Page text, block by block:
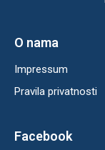
O nama
Impressum
Pravila privatnosti
Facebook